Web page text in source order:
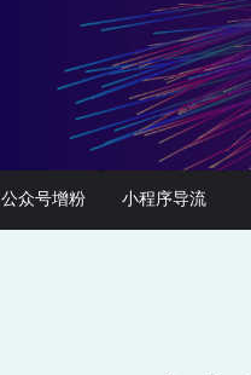
公众号增粉 小程序导流